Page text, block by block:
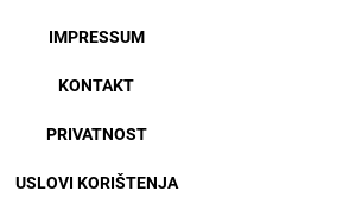
IMPRESSUM
KONTAKT
PRIVATNOST
USLOVI KORIŠTENJA